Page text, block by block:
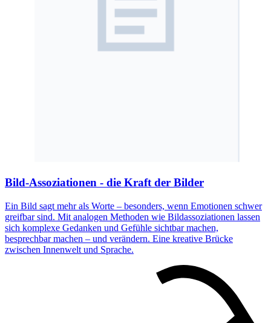
Bild-Assoziationen - die Kraft der Bilder
Ein Bild sagt mehr als Worte – besonders, wenn Emotionen schwer
greifbar sind. Mit analogen Methoden wie Bildassoziationen lassen
sich komplexe Gedanken und Gefühle sichtbar machen,
besprechbar machen – und verändern. Eine kreative Brücke
zwischen Innenwelt und Sprache.